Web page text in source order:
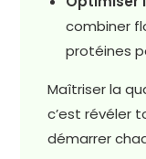
combiner
protéines
Maîtriser la
c’est révéler
démarrer